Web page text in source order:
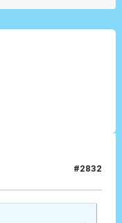
#2832